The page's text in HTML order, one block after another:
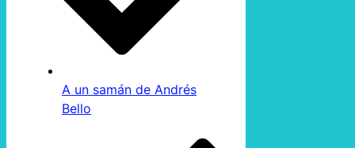
A un samán de Andrés
Bello